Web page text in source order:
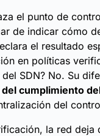
el punto de
de indicar cómo
el resultado
en políticas
SDN? No. Su
cumplimiento
del
la red deja